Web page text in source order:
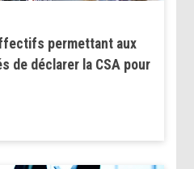
permettant aux
de déclarer la CSA pour